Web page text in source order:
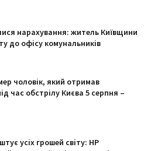
нарахування: житель Київщини
до офісу комунальників
чоловік, який отримав
час обстрілу Києва 5 серпня –
усіх грошей світу: HP